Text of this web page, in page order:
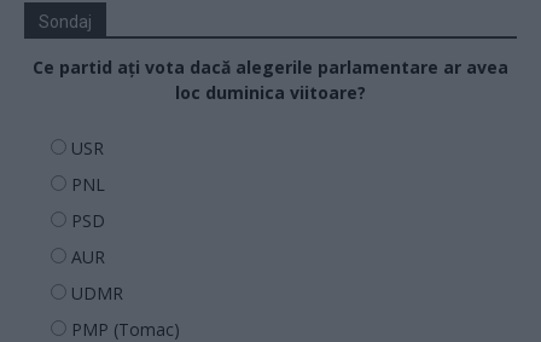
Sondaj
Ce partid ați vota dacă alegerile parlamentare ar avea
loc duminica viitoare?
USR
PNL
PSD
AUR
UDMR
PMP (Tomac)